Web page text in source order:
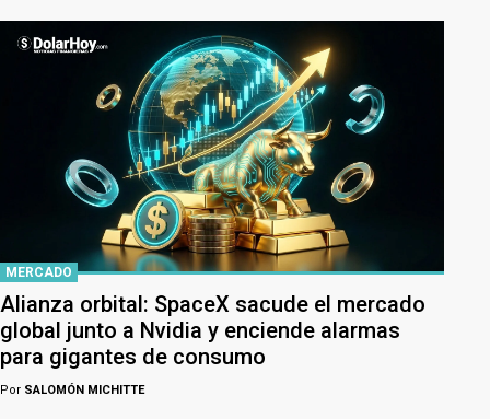
MERCADO
Alianza orbital: SpaceX sacude el mercado
global junto a Nvidia y enciende alarmas
para gigantes de consumo
Por SALOMÓN MICHITTE